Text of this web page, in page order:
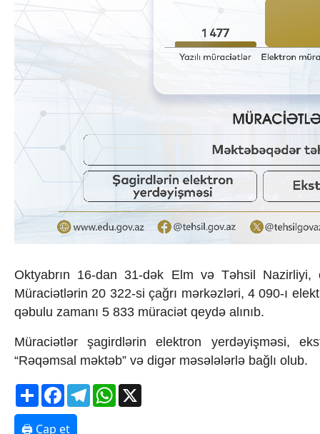
Diaspor
Yüksəliş hekayəsi
Mədəniyyətimizin Zəfəri
Səhiyyə
Ailə və uşaq
İqtisadiyyat
İqtisadi xəbərlər
Energetika
Neft-qaz
Əmək və sosial siyasət
Kənd təsərrüfatı
Hərbi sənaye
Telekommunikasiya və nəqliyyat
COP29
Crossmedia.az - 1 yaş
Siyasət
Məhkəmə və hüquq
Ekologiya
Zəfər - 5
Gənclər və İdman
Media və QHT
Hadisə
Sağlamlıq
Sosium
Oktyabrın 16-dan 31-dək Elm və Təhsil
Müraciətlərin 20 322-si çağrı mərkəzləri, 4 090-ı
qəbulu zamanı 5 833 müraciət qeydə alınıb.
Müraciətlər şagirdlərin elektron yerdəyişməsi,
“Rəqəmsal məktəb” və digər məsələlərlə bağlı olub.
ShareFacebookTelegramWhatsApp
🖨 Çap et